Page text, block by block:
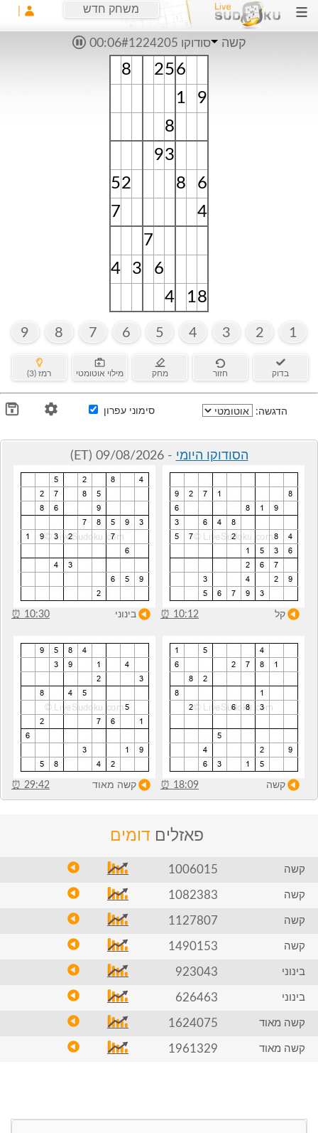
משחק חדש
קשה סודוקו #1224205 00:06
8 256
1
9
8
93
52 8
6
7
4
7
4
3
6
4
18
1
2
3
4
5
6
7
8
9
בדוק חזור מחק מילוי אוטומטי רמז (3)
הדגשה: סימוני עפרון
הסודוקו היומי- 09/08/2026 (ET)
קל 10:12
⏰ בינוני 10:30
⏰
קשה 18:09
⏰ קשה מאוד 29:42
⏰
פאזלים דומים
קשה 1006015
קשה 1082383
קשה 1127807
קשה 1490153
בינוני 923043
בינוני 626463
קשה מאוד 1624075
קשה מאוד 1961329